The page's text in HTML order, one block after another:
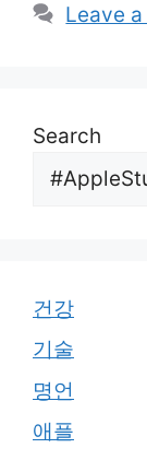
Leave
Search
건강
기술
명언
애플